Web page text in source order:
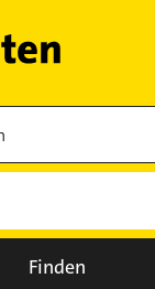
Finden